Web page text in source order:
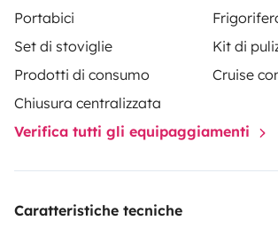
Portabici
Set di stoviglie
Kit di
Prodotti di consumo
Cruise
Chiusura centralizzata
Verifica tutti gli equipaggiamenti
Caratteristiche tecniche